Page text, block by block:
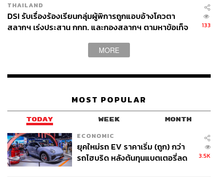
THAILAND
DSI รับเรื่องร้องเรียนกลุ่มผู้พิการถูกแอบอ้างโควตา
สลากฯ เร่งประสาน กกท. และกองสลากฯ ตามหาข้อเท็จ
133
MORE
MOST POPULAR
TODAY WEEK MONTH
ECONOMIC
ยุคใหม่รถ EV ราคาเริ่ม (ถูก) กว่า
รถไฮบริด หลังต้นทุนแบตเตอรี่ลด
3.5K